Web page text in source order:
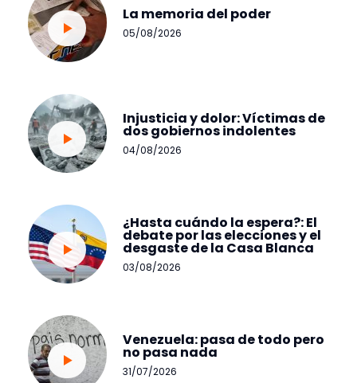
La memoria del poder
05/08/2026
Injusticia y dolor: Víctimas de
dos gobiernos indolentes
04/08/2026
¿Hasta cuándo la espera?: El
debate por las elecciones y el
desgaste de la Casa Blanca
03/08/2026
Venezuela: pasa de todo pero
no pasa nada
31/07/2026